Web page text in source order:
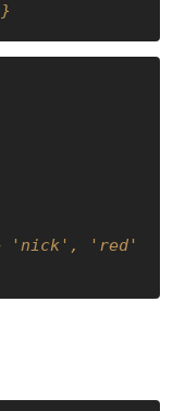
'nick', 'red'